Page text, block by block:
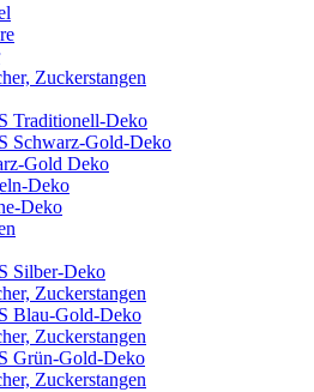
Zuckerstangen
Traditionell-Deko
Schwarz-Gold-Deko
Gold Deko
Deko
Deko
Silber-Deko
Zuckerstangen
Blau-Gold-Deko
Zuckerstangen
Grün-Gold-Deko
Zuckerstangen